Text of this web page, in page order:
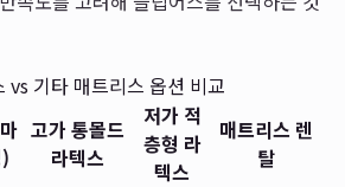
vs 기타 매트리스 옵션 비교
고가 통몰드
라텍스
저가 적
층형 라
텍스
매트리스 렌
탈